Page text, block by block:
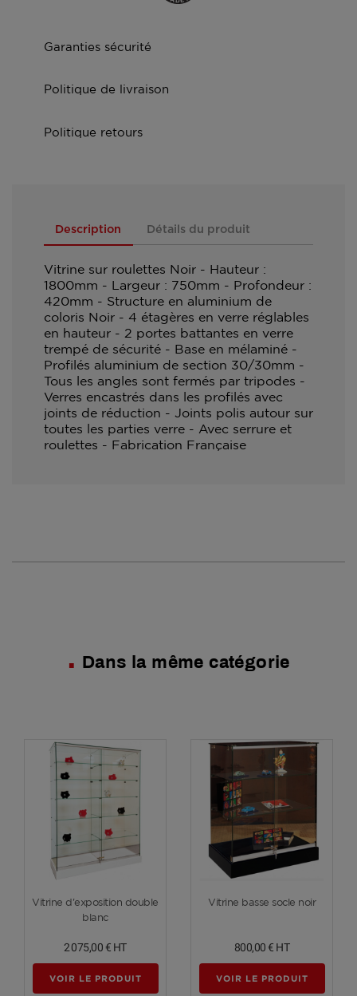
Garanties sécurité
Politique de livraison
Politique retours
Description Détails du produit
Vitrine sur roulettes Noir - Hauteur :
1800mm - Largeur : 750mm - Profondeur :
420mm - Structure en aluminium de
coloris Noir - 4 étagères en verre réglables
en hauteur - 2 portes battantes en verre
trempé de sécurité - Base en mélaminé -
Profilés aluminium de section 30/30mm -
Tous les angles sont fermés par tripodes -
Verres encastrés dans les profilés avec
joints de réduction - Joints polis autour sur
toutes les parties verre - Avec serrure et
roulettes - Fabrication Française
Dans la même catégorie
Voir plus
Vitrine d'exposition double
blanc
2 075,00 € HT
VOIR LE PRODUIT
Voir plus
Vitrine basse socle noir
800,00 € HT
VOIR LE PRODUIT